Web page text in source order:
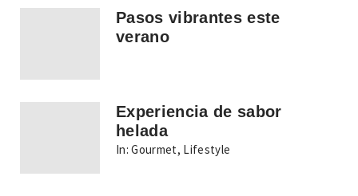
Pasos vibrantes este
verano
Experiencia de sabor
helada
In: Gourmet, Lifestyle